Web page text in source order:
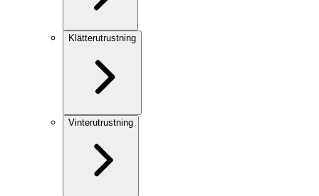
Klätterutrustning
Vinterutrustning